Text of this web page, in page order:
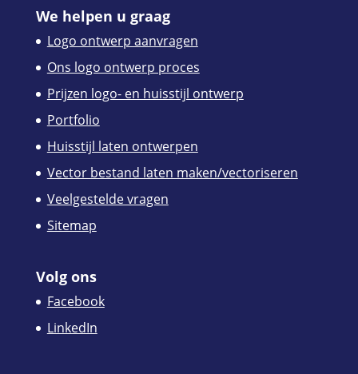
We helpen u graag
Logo ontwerp aanvragen
Ons logo ontwerp proces
Prijzen logo- en huisstijl ontwerp
Portfolio
Huisstijl laten ontwerpen
Vector bestand laten maken/vectoriseren
Veelgestelde vragen
Sitemap
Volg ons
Facebook
LinkedIn